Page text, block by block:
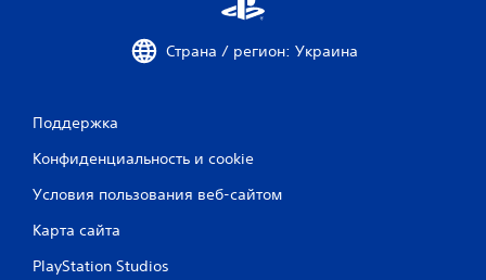
Страна / регион: Украина
Поддержка
Конфиденциальность и cookie
Условия пользования веб-сайтом
Карта сайта
PlayStation Studios